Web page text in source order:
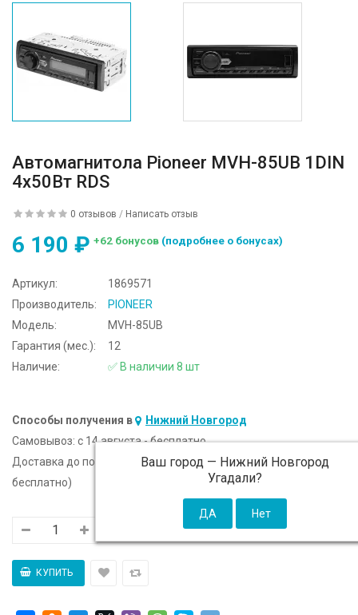
Автомагнитола Pioneer MVH-85UB 1DIN
4x50Вт RDS
0 отзывов / Написать отзыв
6 190 ₽ +62 бонусов (подробнее о бонусах)
Артикул:
1869571
Производитель:
PIONEER
Модель:
MVH-85UB
Гарантия (мес.):
12
Наличие:
✅ В наличии 8 шт
Способы получения в Нижний Новгород
Ваш город — Нижний Новгород
Угадали?
Самовывоз: c 14 августа - бесплатно
Доставка до подъезда:
c 14 августа - 300 ₽ (от 5 000 ₽
бесплатно)